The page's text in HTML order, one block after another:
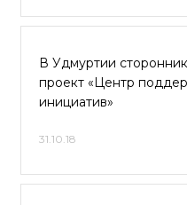
В Удмуртии
проект «Центр
инициатив»
31.10.18